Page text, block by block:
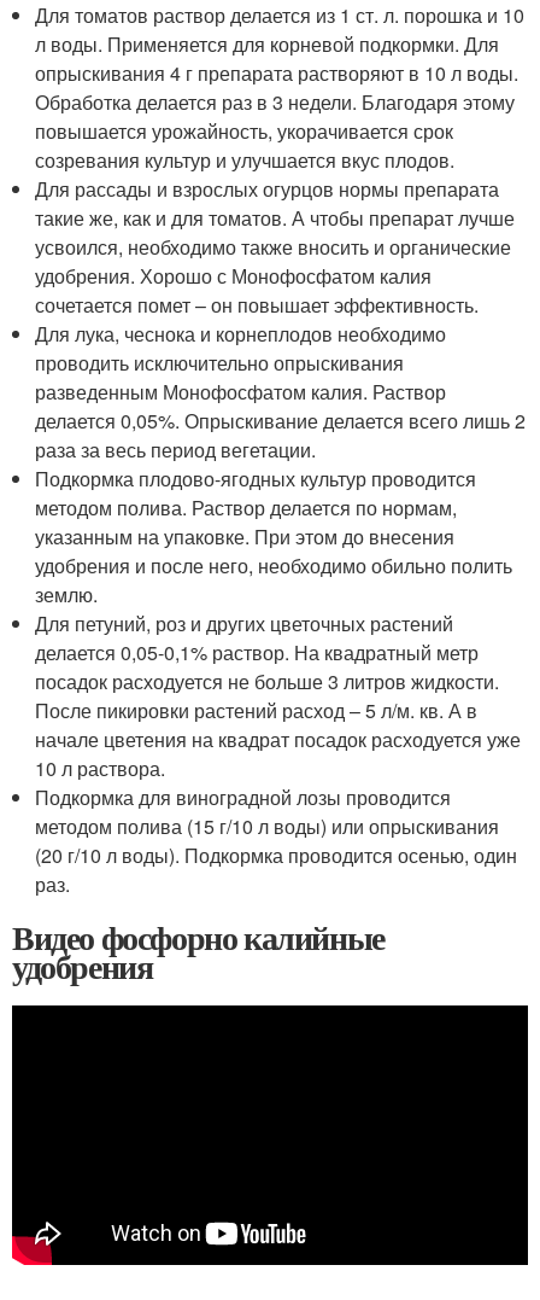
Для томатов раствор делается из 1 ст. л. порошка и 10
л воды. Применяется для корневой подкормки. Для
опрыскивания 4 г препарата растворяют в 10 л воды.
Обработка делается раз в 3 недели. Благодаря этому
повышается урожайность, укорачивается срок
созревания культур и улучшается вкус плодов.
Для рассады и взрослых огурцов нормы препарата
такие же, как и для томатов. А чтобы препарат лучше
усвоился, необходимо также вносить и органические
удобрения. Хорошо с Монофосфатом калия
сочетается помет – он повышает эффективность.
Для лука, чеснока и корнеплодов необходимо
проводить исключительно опрыскивания
разведенным Монофосфатом калия. Раствор
делается 0,05%. Опрыскивание делается всего лишь 2
раза за весь период вегетации.
Подкормка плодово-ягодных культур проводится
методом полива. Раствор делается по нормам,
указанным на упаковке. При этом до внесения
удобрения и после него, необходимо обильно полить
землю.
Для петуний, роз и других цветочных растений
делается 0,05-0,1% раствор. На квадратный метр
посадок расходуется не больше 3 литров жидкости.
После пикировки растений расход – 5 л/м. кв. А в
начале цветения на квадрат посадок расходуется уже
10 л раствора.
Подкормка для виноградной лозы проводится
методом полива (15 г/10 л воды) или опрыскивания
(20 г/10 л воды). Подкормка проводится осенью, один
раз.
Видео фосфорно калийные
удобрения